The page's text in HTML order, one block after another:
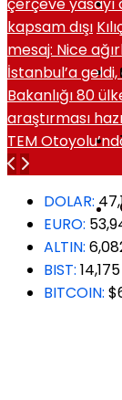
kapsam dışı
mesaj: Nice
İstanbul’a
Bakanlığı 80
araştırması
TEM
DOLAR:
EURO:
ALTIN:
BIST: 14,175
BITCOIN: